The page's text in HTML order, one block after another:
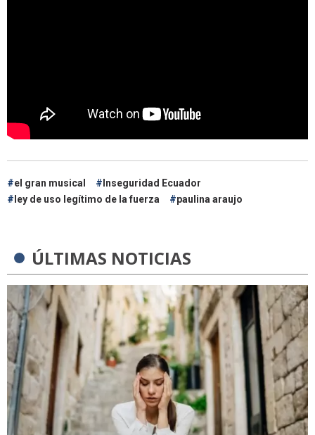
el gran musical
Inseguridad Ecuador
ley de uso legítimo de la fuerza
paulina araujo
ÚLTIMAS NOTICIAS